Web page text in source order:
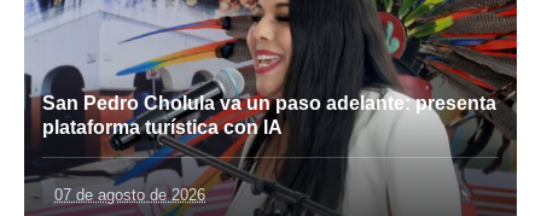
San Pedro Cholula va un paso adelante: presenta
plataforma turística con IA
07 de agosto de 2026